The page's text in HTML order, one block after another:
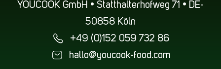
+49 (0)152 059 732 86
hallo@youcook-food.com
YOUCOOK GmbH • Statthalterhofweg 71 • DE-
50858 Köln